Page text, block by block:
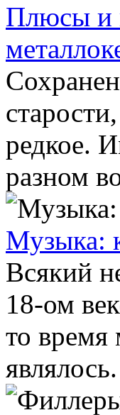
Плюсы и
редкое.
разном
Музыка:
Всякий
18-ом
то время